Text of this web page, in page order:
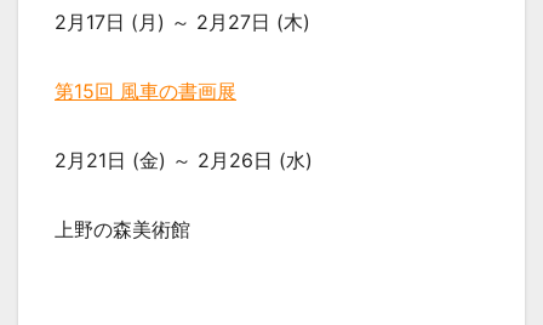
2月17日 (月) ～ 2月27日 (木)
第15回 風車の書画展
2月21日 (金) ～ 2月26日 (水)
上野の森美術館